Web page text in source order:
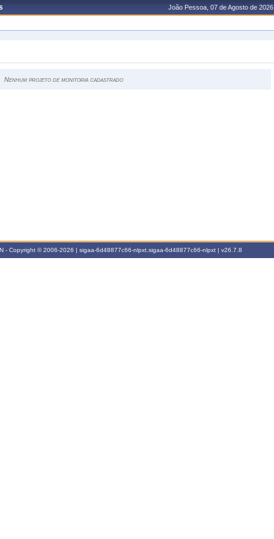
João Pessoa, 07 de Agosto de 2026
Nenhum projeto de monitoria cadastrado
- Copyright © 2006-2026 | sigaa-6d48877c66-nlpxt.sigaa-6d48877c66-nlpxt | v26.7.8